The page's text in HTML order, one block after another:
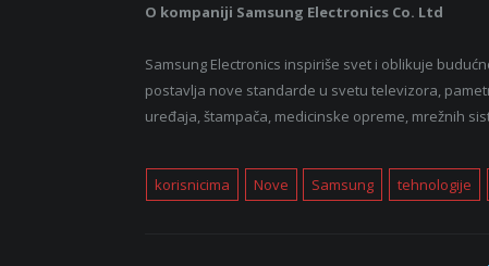
O kompaniji Samsung Electronics Co. Ltd
Samsung Electronics inspiriše svet i oblikuje
postavlja nove standarde u svetu televizora,
uređaja, štampača, medicinske opreme, mrežnih
korisnicima Nove Samsung tehnologije